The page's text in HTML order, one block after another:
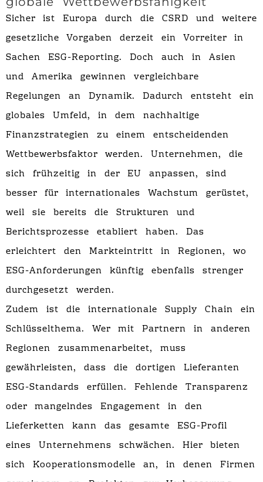
Sicher ist Europa durch die CSRD und weitere
gesetzliche Vorgaben derzeit ein Vorreiter in
Sachen ESG-Reporting. Doch auch in Asien
und Amerika gewinnen vergleichbare
Regelungen an Dynamik. Dadurch entsteht ein
globales Umfeld, in dem nachhaltige
Finanzstrategien zu einem entscheidenden
Wettbewerbsfaktor werden. Unternehmen, die
sich frühzeitig in der EU anpassen, sind
besser für internationales Wachstum gerüstet,
weil sie bereits die Strukturen und
Berichtsprozesse etabliert haben. Das
erleichtert den Markteintritt in Regionen, wo
ESG-Anforderungen künftig ebenfalls strenger
durchgesetzt werden.
Zudem ist die internationale Supply Chain ein
Schlüsselthema. Wer mit Partnern in anderen
Regionen zusammenarbeitet, muss
gewährleisten, dass die dortigen Lieferanten
ESG-Standards erfüllen. Fehlende Transparenz
oder mangelndes Engagement in den
Lieferketten kann das gesamte ESG-Profil
eines Unternehmens schwächen. Hier bieten
sich Kooperationsmodelle an, in denen Firmen